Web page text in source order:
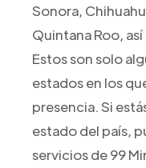
Sonora,
Quintana Roo,
Estos son solo
estados en los
presencia. Si
estado del país,
servicios de 99